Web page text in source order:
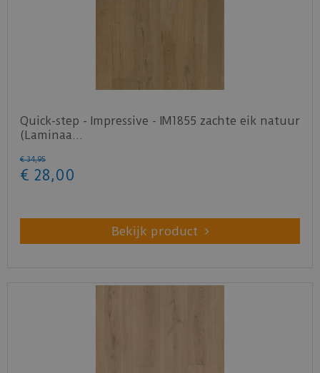
Quick-step - Impressive - IM1855 zachte eik natuur
(Laminaa…
€ 34,95
€ 28,00
Bekijk product